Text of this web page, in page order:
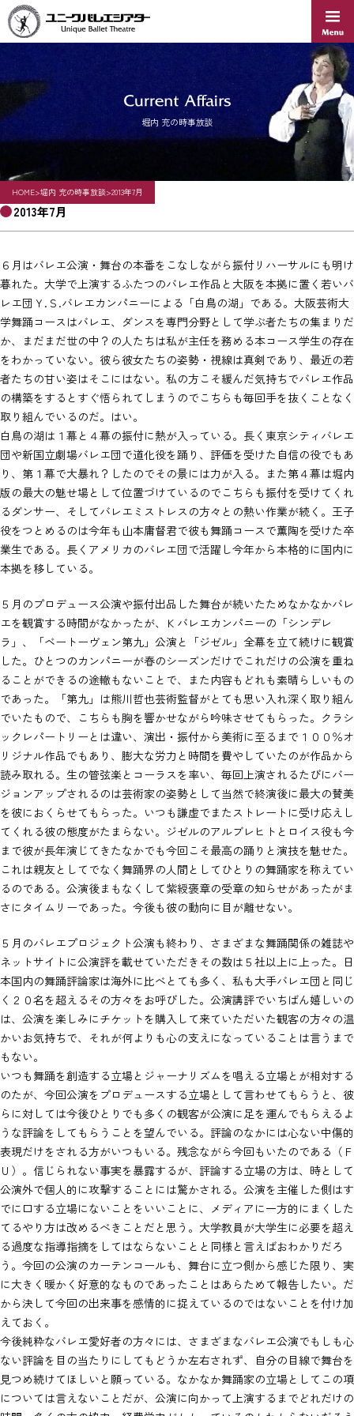
content
堀内 充の時事放談
HOME>堀内 充の時事放談>2013年7月
2013年7月
６月はバレエ公演・舞台の本番をこなしながら振付リハーサルにも明け
暮れた。大学で上演するふたつのバレエ作品と大阪を本拠に置く若いバ
レエ団Ｙ.Ｓ.バレエカンパニーによる「白鳥の湖」である。大阪芸術大
学舞踊コースはバレエ、ダンスを専門分野として学ぶ者たちの集まりだ
か、まだまだ世の中？の人たちは私が主任を務める本コース学生の存在
をわかっていない。彼ら彼女たちの姿勢・視線は真剣であり、最近の若
者たちの甘い姿はそこにはない。私の方こそ緩んだ気持ちでバレエ作品
の構築をするとすぐ悟られてしまうのでこちらも毎回手を抜くことなく
取り組んでいるのだ。はい。
白鳥の湖は１幕と４幕の振付に熱が入っている。長く東京シティバレエ
団や新国立劇場バレエ団で道化役を踊り、評価を受けた自信の役でもあ
り、第１幕で大暴れ？したのでその景には力が入る。また第４幕は堀内
版の最大の魅せ場として位置づけているのでこちらも振付を受けてくれ
るダンサー、そしてバレエミストレスの方々との熱い作業が続く。王子
役をつとめるのは今年も山本庸督君で彼も舞踊コースで薫陶を受けた卒
業生である。長くアメリカのバレエ団で活躍し今年から本格的に国内に
本拠を移している。
５月のプロデュース公演や振付出品した舞台が続いたためなかなかバレ
エを観賞する時間がなかったが、Ｋバレエカンパニーの「シンデレ
ラ」、「ベートーヴェン第九」公演と「ジゼル」全幕を立て続けに観賞
した。ひとつのカンパニーが春のシーズンだけでこれだけの公演を重ね
ることができるの途轍もないことで、また内容もどれも素晴らしいもの
であった。「第九」は熊川哲也芸術監督がとても思い入れ深く取り組ん
でいたもので、こちらも胸を響かせながら吟味させてもらった。クラシ
ックレパートリーとは違い、演出・振付から美術に至るまで１００％オ
リジナル作品でもあり、膨大な労力と時間を費やしていたのが作品から
読み取れる。生の管弦楽とコーラスを率い、毎回上演されるたびにバー
ジョンアップされるのは芸術家の姿勢として当然で終演後に最大の賛美
を彼におくらせてもらった。いつも謙虚でまたストレートに受け応えし
てくれる彼の態度がたまらない。ジゼルのアルブレヒトとロイス役も今
まで彼が長年演じてきたなかでも今回こそ最高の踊りと演技を魅せた。
これは親友としてでなく舞踊界の人間としてひとりの舞踊家を称えてい
るのである。公演後まもなくして紫綬褒章の受章の知らせがあったがま
さにタイムリーであった。今後も彼の動向に目が離せない。
５月のバレエプロジェクト公演も終わり、さまざまな舞踊関係の雑誌や
ネットサイトに公演評を載せていただきその数は５社以上に上った。日
本国内の舞踊評論家は海外に比べとても多く、私も大手バレエ団と同じ
く２０名を超えるその方々をお呼びした。公演講評でいちばん嬉しいの
は、公演を楽しみにチケットを購入して来ていただいた観客の方々の温
かいお気持ちで、それが何よりも心の支えになっていることは言うまで
もない。
いつも舞踊を創造する立場とジャーナリズムを唱える立場とが相対する
のたが、今回公演をプロデュースする立場として言わせてもらうと、彼
らに対しては今後ひとりでも多くの観客が公演に足を運んでもらえるよ
うな評論をしてもらうことを望んでいる。評論のなかには心ない中傷的
表現だけをされる方がいつもいる。残念ながら今回もいたのである（Ｆ
Ｕ）。信じられない事実を暴露するが、評論する立場の方は、時として
公演外で個人的に攻撃することには驚かされる。公演を主催した側はす
でに口する立場にないことをいいことに、メディアに一方的にまくした
てるやり方は改めるべきことだと思う。大学教員が大学生に必要を超え
る過度な指導指摘をしてはならないことと同様と言えばおわかりだろ
う。今回の公演のカーテンコールも、舞台に立つ側から感じた限り、実
に大きく暖かく好意的なものであったことはあらためて報告したい。だ
から決して今回の出来事を感情的に捉えているのではないことを付け加
えておく。
今後純粋なバレエ愛好者の方々には、さまざまなバレエ公演でもしも心
ない評論を目の当たりにしてもどうか左右されず、自分の目線で舞台を
見つめ続けてほしいと願っている。なかなか舞踊家の立場としてこの項
については言えないことだが、公演に向かって上演するまでどれだけの